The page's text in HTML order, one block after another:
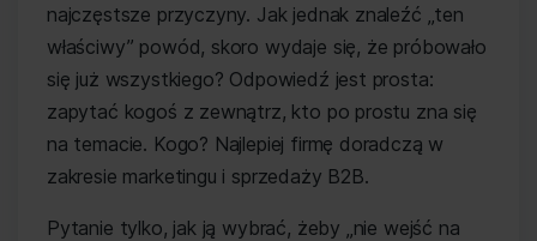
najczęstsze przyczyny. Jak jednak znaleźć „ten
właściwy” powód, skoro wydaje się, że próbowało
się już wszystkiego? Odpowiedź jest prosta:
zapytać kogoś z zewnątrz, kto po prostu zna się
na temacie. Kogo? Najlepiej firmę doradczą w
zakresie marketingu i sprzedaży B2B.
Pytanie tylko, jak ją wybrać, żeby „nie wejść na